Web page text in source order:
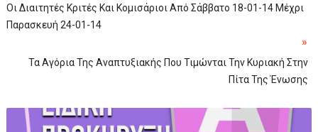
Οι Διαιτητές Κριτές Και Κομισάριοι Από Σάββατο 18-01-14 Μέχρι
Παρασκευή 24-01-14
»
Τα Αγόρια Της Αναπτυξιακής Που Τιμώνται Την Κυριακή Στην
Πίτα Της Ένωσης